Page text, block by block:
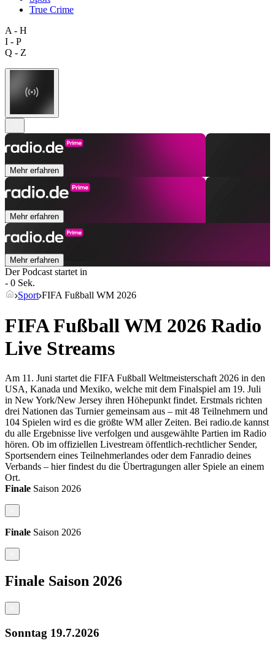
True Crime
A - H
I - P
Q - Z
Mehr erfahren
Mehr erfahren
Mehr erfahren
Der Podcast startet in
- 0 Sek.
Sport FIFA Fußball WM 2026
FIFA Fußball WM 2026 Radio
Live Streams
Am 11. Juni startet die FIFA Fußball Weltmeisterschaft 2026 in den
USA, Kanada und Mexiko, welche mit dem Finalspiel am 19. Juli
in New York/New Jersey ihren Höhepunkt findet. Erstmals richten
drei Nationen das Turnier gemeinsam aus – mit 48 Teilnehmern und
104 Spielen wird es die größte WM aller Zeiten. Bei radio.de kannst
du alle Ergebnisse live verfolgen und ausgewählte Partien im Radio
hören. Ob im offiziellen Livestream öffentlich-rechtlicher Sender,
Sportsendern eines Teilnehmerlandes oder dem Fanradio deines
Verbands – hier findest du die Übertragungen aller Spiele an einem
Ort.
Finale Saison 2026
Finale Saison 2026
Finale Saison 2026
Sonntag 19.7.2026